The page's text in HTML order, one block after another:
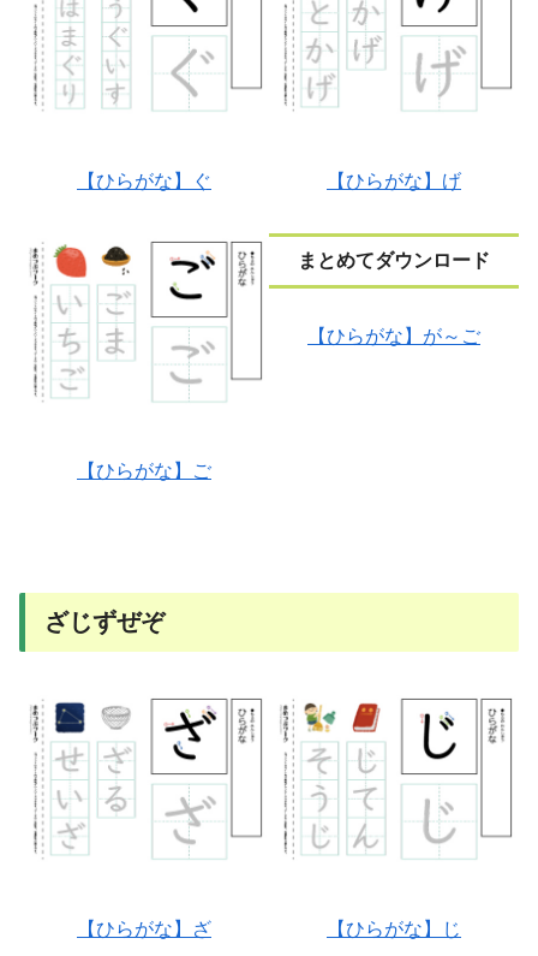
【ひらがな】ぐ
【ひらがな】ご
【ひらがな】げ
まとめてダウンロード
【ひらがな】が～ご
ざじずぜぞ
【ひらがな】ざ 【ひらがな】じ